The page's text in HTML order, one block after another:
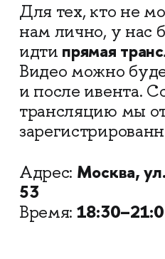
Для тех, кто не
нам лично, у нас
идти прямая
Видео можно
и после ивента.
трансляцию мы
Адрес: Москва,
53
Время: